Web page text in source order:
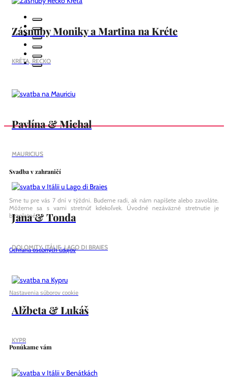
Zásnuby Moniky a Martina na Kréte
KRÉTA, ŘECKO
Pavlína & Michal
MAURICIUS
Jana & Tonda
DOLOMITY, ITÁLIE, LAGO DI BRAIES
Alžbeta & Lukáš
KYPR
Svadba v zahraničí
Sme tu pre vás 7 dní v týždni. Budeme radi, ak nám napíšete alebo zavoláte.
Môžeme sa s vami stretnúť kdekoľvek. Úvodné nezáväzné stretnutie je
bezplatné.
Ochrana osobných údajov
Nastavenia súborov cookie
Ponúkame vám